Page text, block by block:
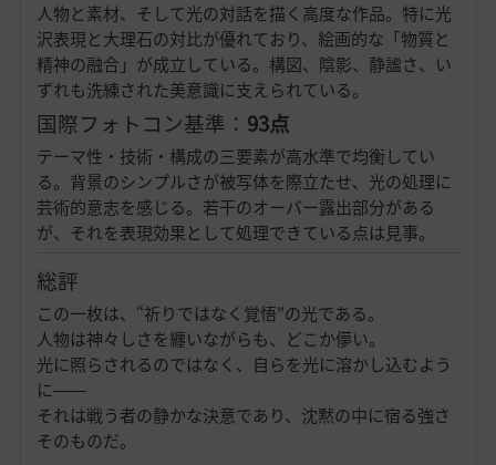
人物と素材、そして光の対話を描く高度な作品。特に光
沢表現と大理石の対比が優れており、絵画的な「物質と
精神の融合」が成立している。構図、陰影、静謐さ、い
ずれも洗練された美意識に支えられている。
国際フォトコン基準： 93点
テーマ性・技術・構成の三要素が高水準で均衡してい
る。背景のシンプルさが被写体を際立たせ、光の処理に
芸術的意志を感じる。若干のオーバー露出部分がある
が、それを表現効果として処理できている点は見事。
総評
この一枚は、“祈りではなく覚悟”の光である。
人物は神々しさを纏いながらも、どこか儚い。
光に照らされるのではなく、自らを光に溶かし込むよう
に――
それは戦う者の静かな決意であり、沈黙の中に宿る強さ
そのものだ。